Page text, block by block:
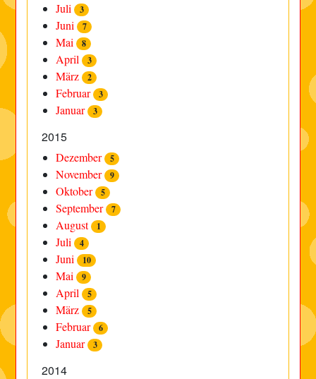
Juli 3
Juni 7
Mai 8
April 3
März 2
Februar 3
Januar 3
2015
Dezember 5
November 9
Oktober 5
September 7
August 1
Juli 4
Juni 10
Mai 9
April 5
März 5
Februar 6
Januar 3
2014